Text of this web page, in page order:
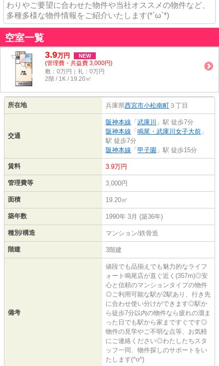
わりやご要望に合わせた物件や当社オススメの物件など、
多種多様な物件情報をご紹介いたします(*´ω`*)
空室一覧
3.9万円 NEW
(管理費・共益費 3,000円)
敷：0万円｜礼：0万円
2階 / 1K / 19.20㎡
所在地 兵庫県西宮市小松南町 ３丁目
交通
阪神本線 「 武庫川 」駅 徒歩7分
阪神本線 「 鳴尾・武庫川女子大前 」
駅 徒歩7分
阪神本線 「 甲子園 」駅 徒歩15分
賃料 3.9万円
管理費等 3,000円
面積 19.20㎡
築年数 1990年 3月 (築36年)
種別/構造 マンション/鉄骨造
階建 3階建
備考
値段でも品揃えでも魅力的なライフ
ォート鳴尾店が直ぐ近く(357m)◎安
心と信頼のマンションタイプの物件
◎ご利用可能な駅が2駅あり、行き先
に合わせ使い分けができます◎駅か
ら徒歩7分以内の物件なら疲れの溜ま
った日でも駅から家まですぐです◎
物件の見学やご不明な点等、お気軽
にご連絡ください◎わたしたちスタ
ッフ一同、物件探しのサポートをい
たします(^o^)